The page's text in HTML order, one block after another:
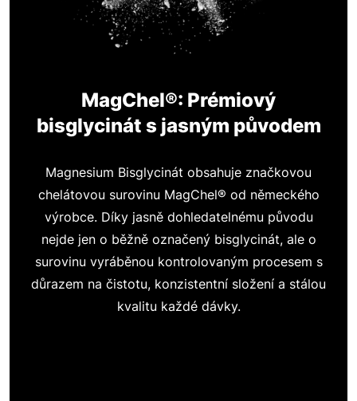
MagChel®: Prémiový
bisglycinát s jasným původem
Magnesium Bisglycinát obsahuje značkovou
chelátovou surovinu MagChel® od německého
výrobce. Díky jasně dohledatelnému původu
nejde jen o běžně označený bisglycinát, ale o
surovinu vyráběnou kontrolovaným procesem s
důrazem na čistotu, konzistentní složení a stálou
kvalitu každé dávky.